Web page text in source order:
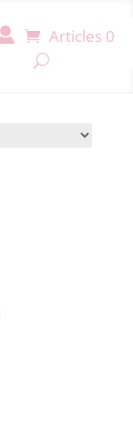
Articles 0